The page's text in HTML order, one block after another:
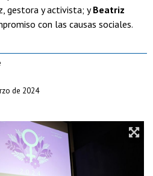
gestora y activista; yBeatriz
con las causas sociales.
de 2024